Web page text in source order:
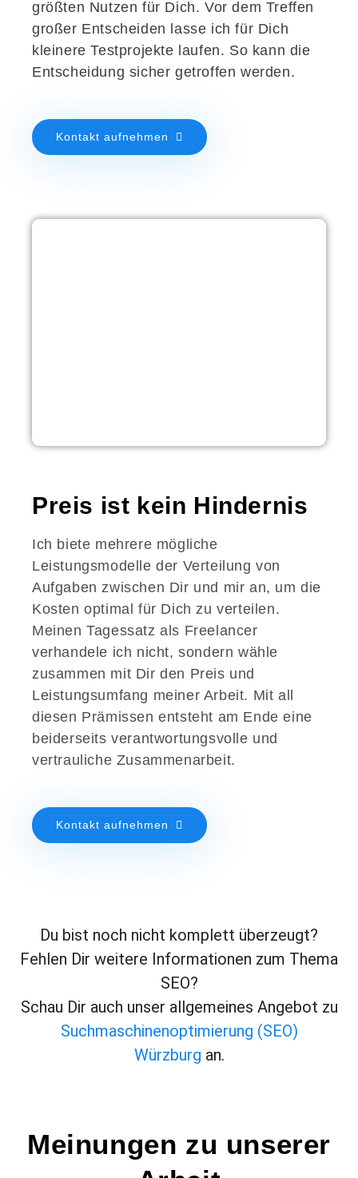
größten Nutzen für Dich.Vor dem Treffen
großer Entscheiden lasse ich für Dich
kleinere Testprojekte laufen. So kann die
Entscheidung sicher getroffen werden.
Kontakt aufnehmen
Preis ist kein Hindernis
Ich biete mehrere mögliche
Leistungsmodelle der Verteilung von
Aufgaben zwischen Dir und mir an, um die
Kosten optimal für Dich zu verteilen.
Meinen Tagessatz als Freelancer
verhandele ich nicht, sondern wähle
zusammen mit Dir den Preis und
Leistungsumfang meiner Arbeit. Mit all
diesen Prämissen entsteht am Ende eine
beiderseits verantwortungsvolle und
vertrauliche Zusammenarbeit.
Kontakt aufnehmen
Du bist noch nicht komplett überzeugt?
Fehlen Dir weitere Informationen zum Thema
SEO?
Schau Dir auch unser allgemeines Angebot zu
Suchmaschinenoptimierung (SEO)
Würzburg an.
Meinungen zu unserer